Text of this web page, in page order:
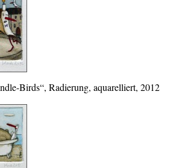
Birds“, Radierung, aquarelliert, 2012